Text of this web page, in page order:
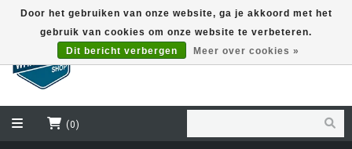
(0)
Door het gebruiken van onze website, ga je akkoord met het
gebruik van cookies om onze website te verbeteren.
Dit bericht verbergen
Meer over cookies »